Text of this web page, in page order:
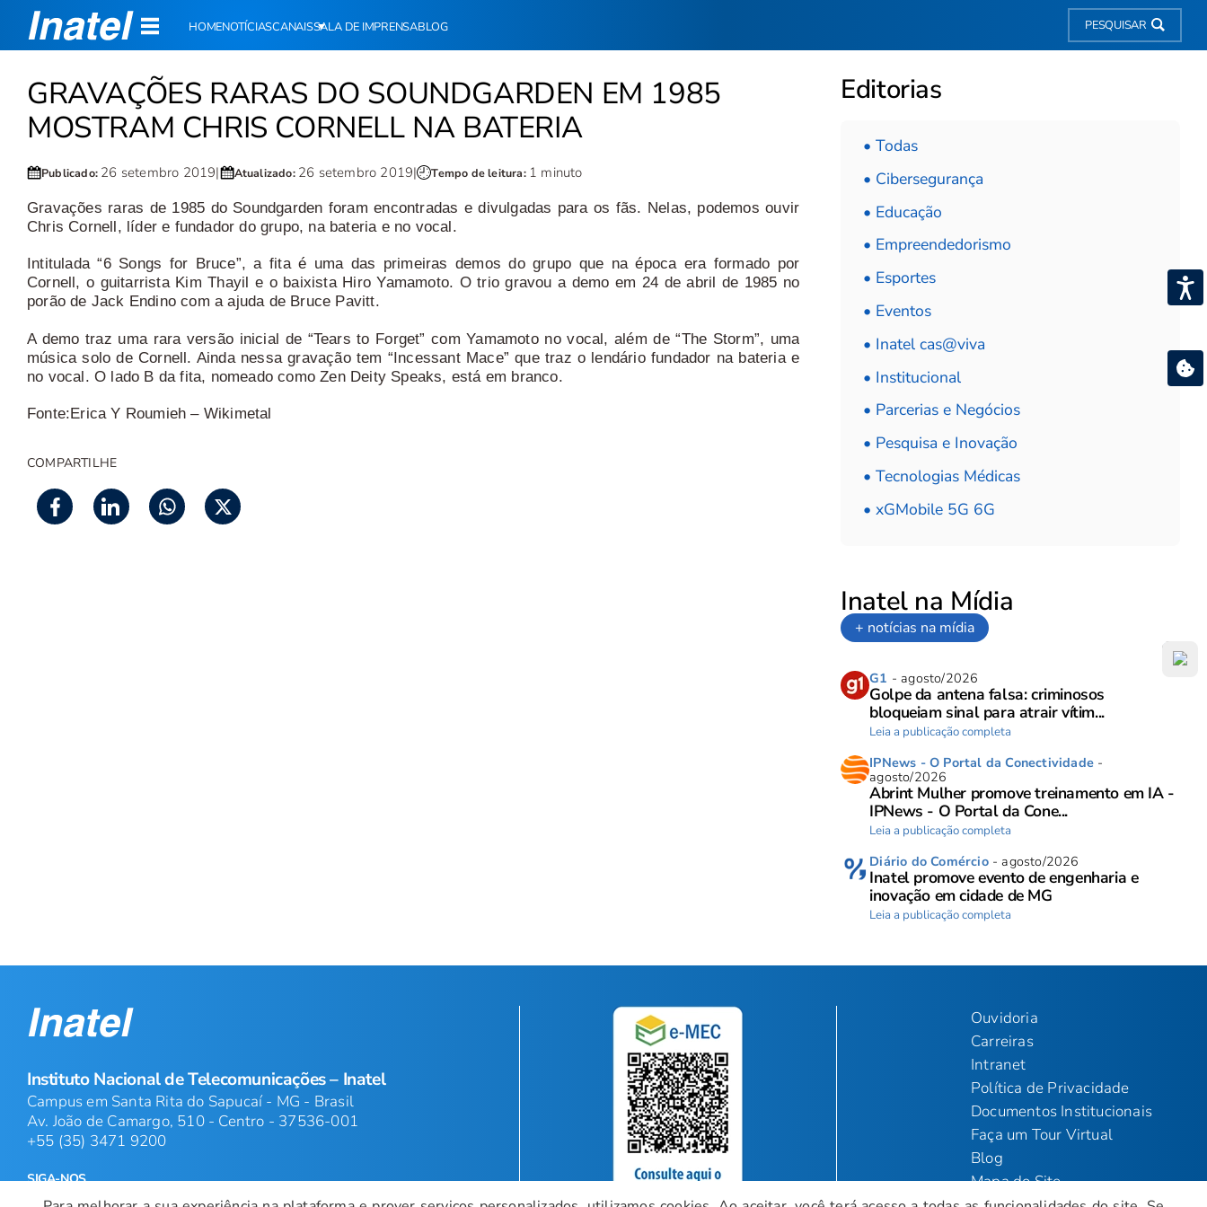
GRAVAÇÕES RARAS DO SOUNDGARDEN EM 1985
MOSTRAM CHRIS CORNELL NA BATERIA
Publicado: 26 setembro 2019| Atualizado: 26 setembro 2019| Tempo de leitura: 1 minuto
Gravações raras de 1985 do Soundgarden foram encontradas e divulgadas para os fãs. Nelas, podemos ouvir
Chris Cornell, líder e fundador do grupo, na bateria e no vocal.
Intitulada “6 Songs for Bruce”, a fita é uma das primeiras demos do grupo que na época era formado por
Cornell, o guitarrista Kim Thayil e o baixista Hiro Yamamoto. O trio gravou a demo em 24 de abril de 1985 no
porão de Jack Endino com a ajuda de Bruce Pavitt.
A demo traz uma rara versão inicial de “Tears to Forget” com Yamamoto no vocal, além de “The Storm”, uma
música solo de Cornell. Ainda nessa gravação tem “Incessant Mace” que traz o lendário fundador na bateria e
no vocal. O lado B da fita, nomeado como Zen Deity Speaks, está em branco.
Fonte:Erica Y Roumieh – Wikimetal
COMPARTILHE
Editorias
• Todas
• Cibersegurança
• Educação
• Empreendedorismo
• Esportes
• Eventos
• Inatel cas@viva
• Institucional
• Parcerias e Negócios
• Pesquisa e Inovação
• Tecnologias Médicas
• xGMobile 5G 6G
Inatel na Mídia
+ notícias na mídia
G1 - agosto/2026
Golpe da antena falsa: criminosos
bloqueiam sinal para atrair vítim...
Leia a publicação completa
IPNews - O Portal da Conectividade -
agosto/2026
Abrint Mulher promove treinamento em IA -
IPNews - O Portal da Cone...
Leia a publicação completa
Diário do Comércio- agosto/2026
Inatel promove evento de engenharia e
inovação em cidade de MG
Leia a publicação completa
HOMENOTÍCIASCANAISSALA DE IMPRENSABLOG PESQUISAR
Instituto Nacional de Telecomunicações – Inatel
Campus em Santa Rita do Sapucaí - MG - Brasil
Av. João de Camargo, 510 - Centro - 37536-001
+55 (35) 3471 9200
SIGA-NOS
Ouvidoria
Carreiras
Intranet
Política de Privacidade
Documentos Institucionais
Faça um Tour Virtual
Blog
Mapa do Site